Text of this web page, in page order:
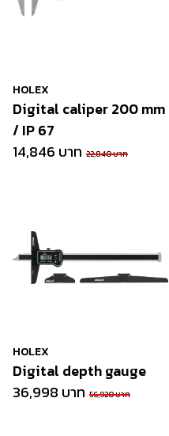
HOLEX
Digital caliper 200 mm
/ IP 67
14,846 บาท 22,840 บาท
HOLEX
Digital depth gauge
36,998 บาท 56,920 บาท